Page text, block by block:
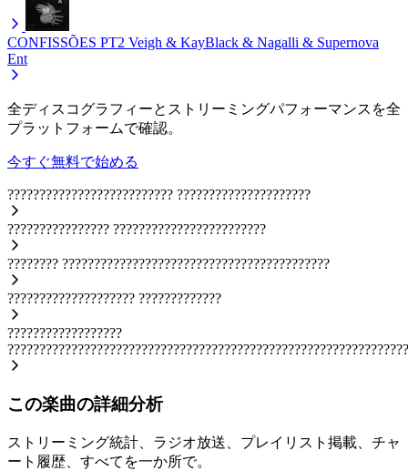
CONFISSÕES PT2 Veigh & KayBlack & Nagalli & Supernova
Ent
全ディスコグラフィーとストリーミングパフォーマンスを全
プラットフォームで確認。
今すぐ無料で始める
?????????????????????????? ?????????????????????
???????????????? ????????????????????????
???????? ??????????????????????????????????????????
???????????????????? ?????????????
??????????????????
この楽曲の詳細分析
ストリーミング統計、ラジオ放送、プレイリスト掲載、チャ
ート履歴、すべてを一か所で。